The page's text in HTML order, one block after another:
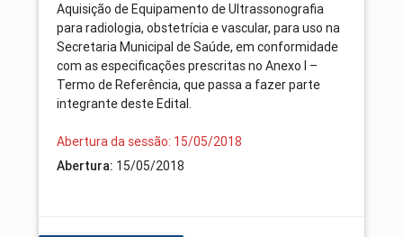
Aquisição de Equipamento de Ultrassonografia
para radiologia, obstetrícia e vascular, para uso na
Secretaria Municipal de Saúde, em conformidade
com as especificações prescritas no Anexo I –
Termo de Referência, que passa a fazer parte
integrante deste Edital.
Abertura da sessão: 15/05/2018
Abertura: 15/05/2018